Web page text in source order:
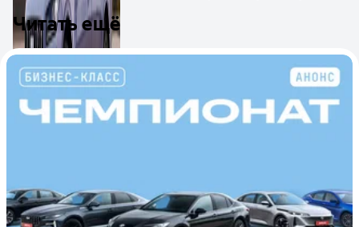
Читать ещё